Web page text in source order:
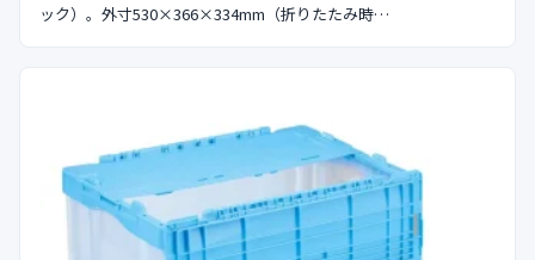
ック）。外寸530×366×334mm（折りたたみ時…